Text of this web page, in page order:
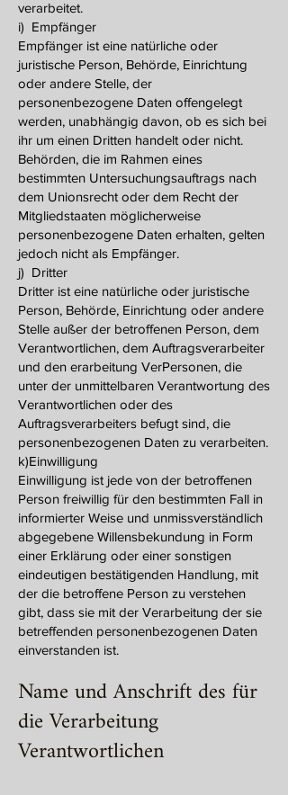
verarbeitet.
i) Empfänger
Empfänger ist eine natürliche oder
juristische Person, Behörde, Einrichtung
oder andere Stelle, der
personenbezogene Daten offengelegt
werden, unabhängig davon, ob es sich bei
ihr um einen Dritten handelt oder nicht.
Behörden, die im Rahmen eines
bestimmten Untersuchungsauftrags nach
dem Unionsrecht oder dem Recht der
Mitgliedstaaten möglicherweise
personenbezogene Daten erhalten, gelten
jedoch nicht als Empfänger.
j) Dritter
Dritter ist eine natürliche oder juristische
Person, Behörde, Einrichtung oder andere
Stelle außer der betroffenen Person, dem
Verantwortlichen, dem Auftragsverarbeiter
und den erarbeitung VerPersonen, die
unter der unmittelbaren Verantwortung des
Verantwortlichen oder des
Auftragsverarbeiters befugt sind, die
personenbezogenen Daten zu verarbeiten.
k)Einwilligung
Einwilligung ist jede von der betroffenen
Person freiwillig für den bestimmten Fall in
informierter Weise und unmissverständlich
abgegebene Willensbekundung in Form
einer Erklärung oder einer sonstigen
eindeutigen bestätigenden Handlung, mit
der die betroffene Person zu verstehen
gibt, dass sie mit der Verarbeitung der sie
betreffenden personenbezogenen Daten
einverstanden ist.
Name und Anschrift des für
die Verarbeitung
Verantwortlichen